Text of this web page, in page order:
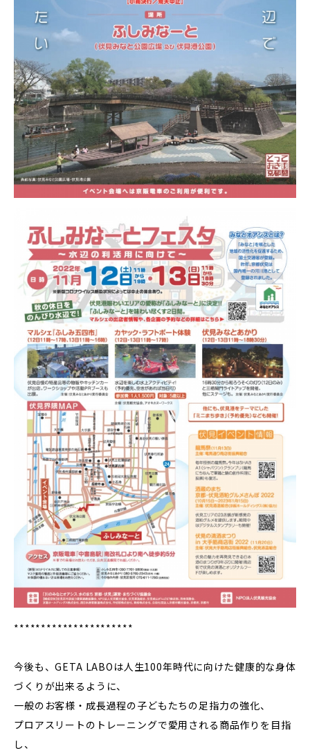
**********************
今後も、GETA LABOは人生100年時代に向けた健康的な身体
づくりが出来るように、
一般のお客様・成長過程の子どもたちの足指力の強化、
プロアスリートのトレーニングで愛用される商品作りを目指
し、